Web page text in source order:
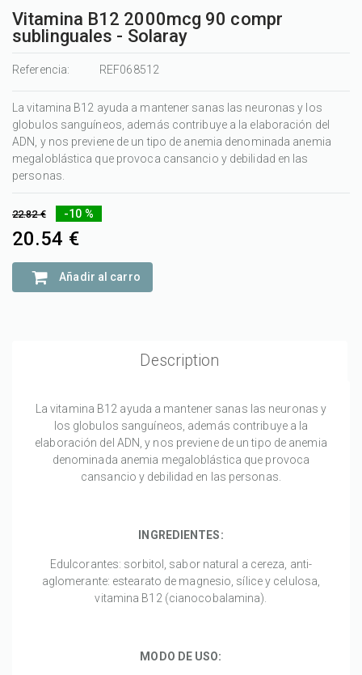
Vitamina B12 2000mcg 90 compr
sublinguales - Solaray
Referencia: REF068512
La vitamina B12 ayuda a mantener sanas las neuronas y los
globulos sanguíneos, además contribuye a la elaboración del
ADN, y nos previene de un tipo de anemia denominada anemia
megaloblástica que provoca cansancio y debilidad en las
personas.
22.82 € -10 %
20.54 €
Añadir al carro
Description
La vitamina B12 ayuda a mantener sanas las neuronas y
los globulos sanguíneos, además contribuye a la
elaboración del ADN, y nos previene de un tipo de anemia
denominada anemia megaloblástica que provoca
cansancio y debilidad en las personas.
INGREDIENTES:
Edulcorantes: sorbitol, sabor natural a cereza, anti-
aglomerante: estearato de magnesio, sílice y celulosa,
vitamina B12 (cianocobalamina).
MODO DE USO: